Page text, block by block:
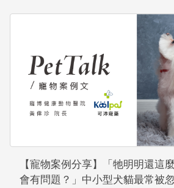
【寵物案例分享】「牠明明還這
會有問題？」中小型犬貓最常被